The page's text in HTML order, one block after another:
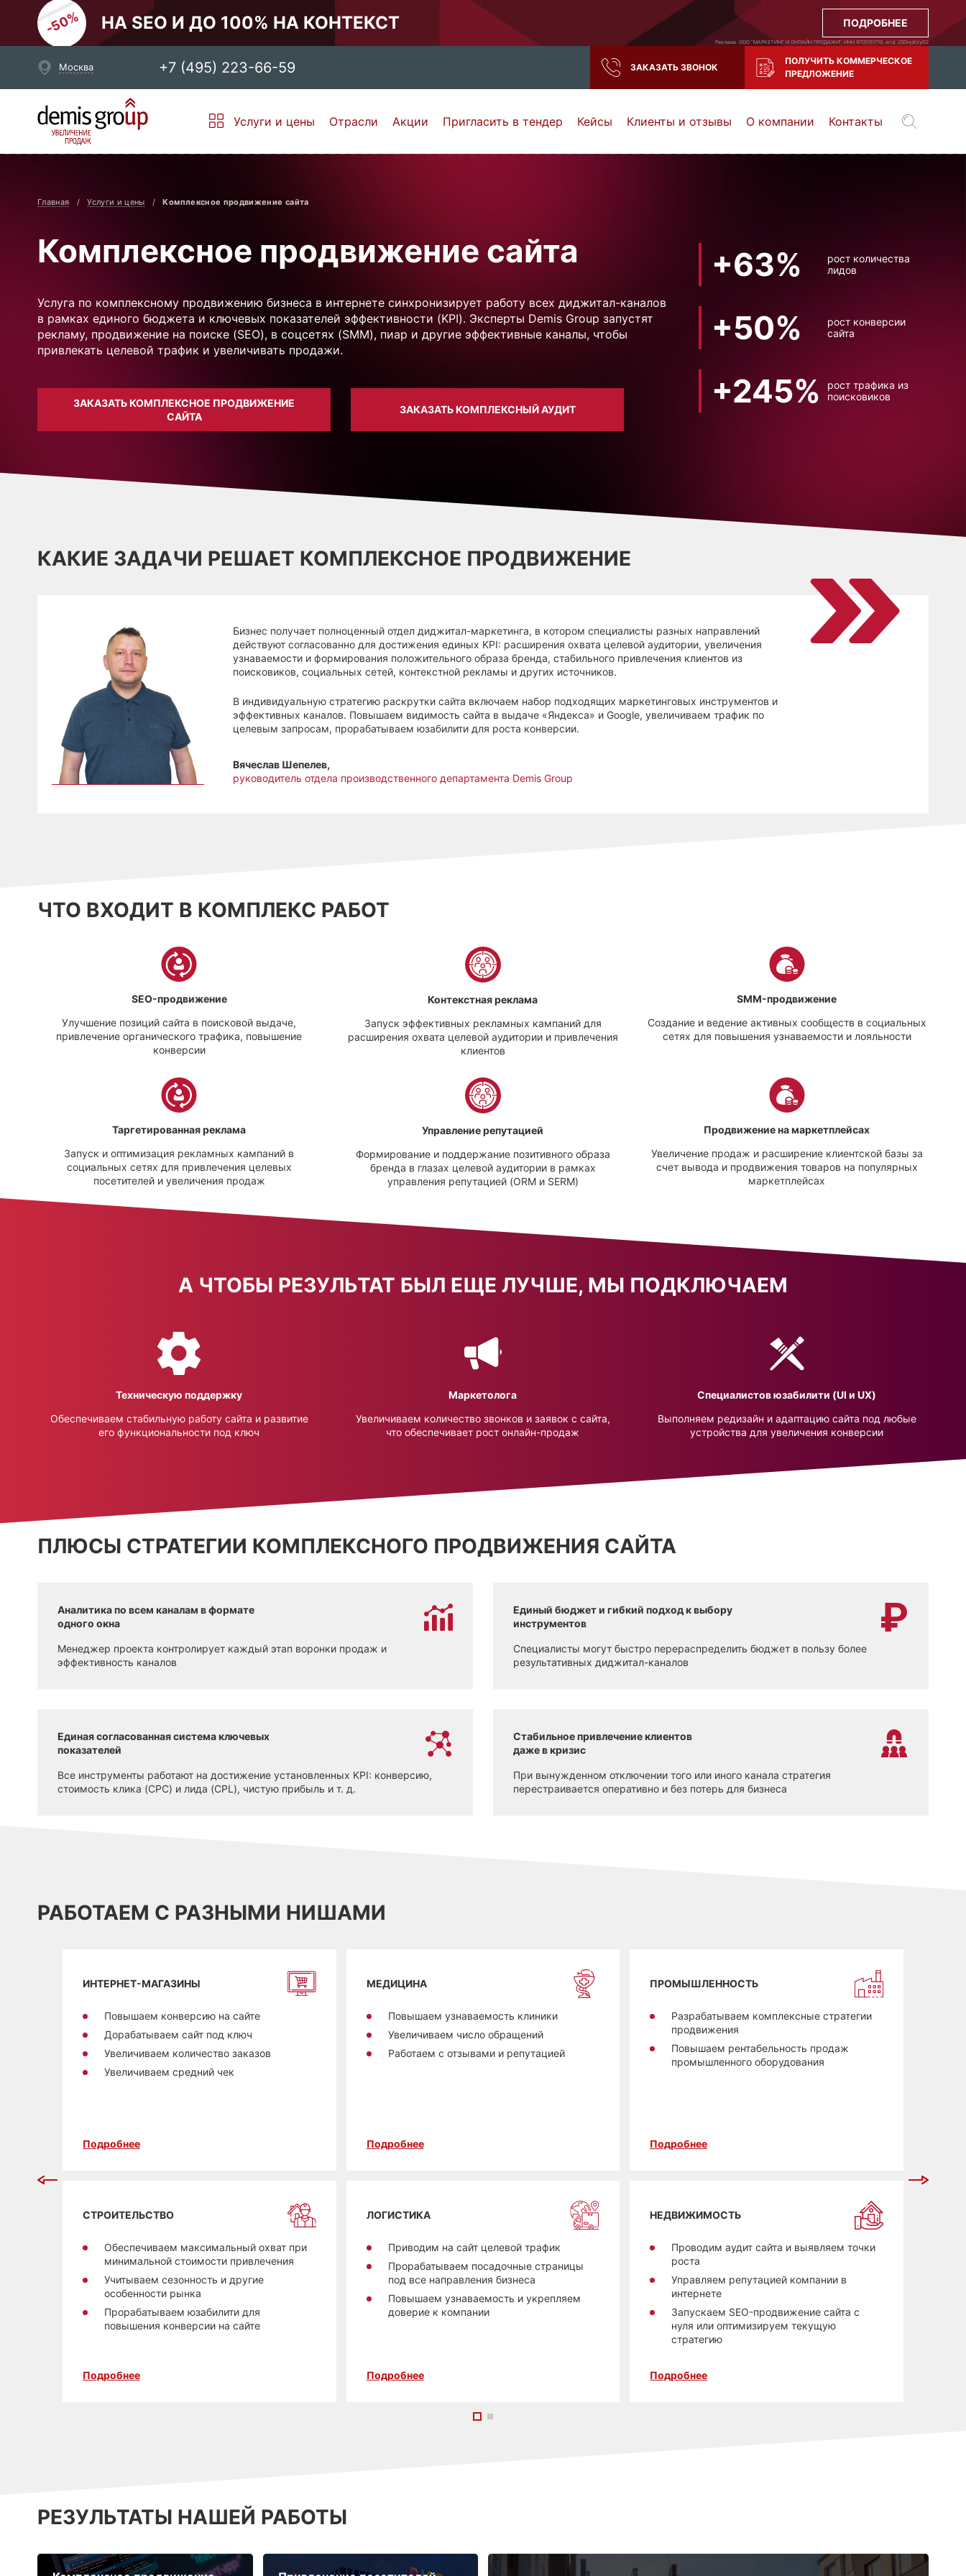
НА SEO И ДО 100% НА КОНТЕКСТ ПОДРОБНЕЕ
Реклама. ООО "МАРКЕТИНГ И ОНЛАЙН ПРОДАЖИ". ИНН 9705151710. erid: 2SDnjdiVyD2
Москва +7 (495) 223-66-59 ЗАКАЗАТЬ ЗВОНОК
ПОЛУЧИТЬ КОММЕРЧЕСКОЕ
ПРЕДЛОЖЕНИЕ
Выберите свой город
Москва Санкт-Петербург Нижний Новгород Тамбов Воронеж
Тула
Услуги и цены Отрасли Акции Пригласить в тендер Кейсы Клиенты и отзывы О компании Контакты
Главная Услуги и цены Комплексное продвижение сайта
Комплексное продвижение сайта
Услуга по комплексному продвижению бизнеса в интернете синхронизирует работу всех диджитал-каналов
в рамках единого бюджета и ключевых показателей эффективности (KPI). Эксперты Demis Group запустят
рекламу, продвижение на поиске (SEO), в соцсетях (SMM), пиар и другие эффективные каналы, чтобы
привлекать целевой трафик и увеличивать продажи.
ЗАКАЗАТЬ КОМПЛЕКСНОЕ ПРОДВИЖЕНИЕ
САЙТА
ЗАКАЗАТЬ КОМПЛЕКСНЫЙ АУДИТ
+63%
рост количества
лидов
+50%
рост конверсии
сайта
+245%
рост трафика из
поисковиков
КАКИЕ ЗАДАЧИ РЕШАЕТ КОМПЛЕКСНОЕ ПРОДВИЖЕНИЕ
Бизнес получает полноценный отдел диджитал-маркетинга, в котором специалисты разных направлений
действуют согласованно для достижения единых KPI: расширения охвата целевой аудитории, увеличения
узнаваемости и формирования положительного образа бренда, стабильного привлечения клиентов из
поисковиков, социальных сетей, контекстной рекламы и других источников.
В индивидуальную стратегию раскрутки сайта включаем набор подходящих маркетинговых инструментов и
эффективных каналов. Повышаем видимость сайта в выдаче «Яндекса» и Google, увеличиваем трафик по
целевым запросам, прорабатываем юзабилити для роста конверсии.
Вячеслав Шепелев,
руководитель отдела производственного департамента Demis Group
ЧТО ВХОДИТ В КОМПЛЕКС РАБОТ
SEO-продвижение
Улучшение позиций сайта в поисковой выдаче,
привлечение органического трафика, повышение
конверсии
Контекстная реклама
Запуск эффективных рекламных кампаний для
расширения охвата целевой аудитории и привлечения
клиентов
SMM-продвижение
Создание и ведение активных сообществ в социальных
сетях для повышения узнаваемости и лояльности
Таргетированная реклама
Запуск и оптимизация рекламных кампаний в
социальных сетях для привлечения целевых
посетителей и увеличения продаж
Управление репутацией
Формирование и поддержание позитивного образа
бренда в глазах целевой аудитории в рамках
управления репутацией (ORM и SERM)
Продвижение на маркетплейсах
Увеличение продаж и расширение клиентской базы за
счет вывода и продвижения товаров на популярных
маркетплейсах
А ЧТОБЫ РЕЗУЛЬТАТ БЫЛ ЕЩЕ ЛУЧШЕ, МЫ ПОДКЛЮЧАЕМ
Техническую поддержку
Обеспечиваем стабильную работу сайта и развитие
его функциональности под ключ
Маркетолога
Увеличиваем количество звонков и заявок с сайта,
что обеспечивает рост онлайн-продаж
Специалистов юзабилити (UI и UX)
Выполняем редизайн и адаптацию сайта под любые
устройства для увеличения конверсии
ПЛЮСЫ СТРАТЕГИИ КОМПЛЕКСНОГО ПРОДВИЖЕНИЯ САЙТА
Аналитика по всем каналам в формате
одного окна
Менеджер проекта контролирует каждый этап воронки продаж и
эффективность каналов
Единый бюджет и гибкий подход к выбору
инструментов
Специалисты могут быстро перераспределить бюджет в пользу более
результативных диджитал-каналов
Единая согласованная система ключевых
показателей
Все инструменты работают на достижение установленных KPI: конверсию,
стоимость клика (CPC) и лида (CPL), чистую прибыль и т. д.
Стабильное привлечение клиентов
даже в кризис
При вынужденном отключении того или иного канала стратегия
перестраивается оперативно и без потерь для бизнеса
РАБОТАЕМ С РАЗНЫМИ НИШАМИ
ИНТЕРНЕТ-МАГАЗИНЫ
Повышаем конверсию на сайте
Дорабатываем сайт под ключ
Увеличиваем количество заказов
Увеличиваем средний чек
Подробнее
СТРОИТЕЛЬСТВО
Обеспечиваем максимальный охват при
минимальной стоимости привлечения
Учитываем сезонность и другие
особенности рынка
Прорабатываем юзабилити для
повышения конверсии на сайте
Подробнее
МЕДИЦИНА
Повышаем узнаваемость клиники
Увеличиваем число обращений
Работаем с отзывами и репутацией
Подробнее
ЛОГИСТИКА
Приводим на сайт целевой трафик
Прорабатываем посадочные страницы
под все направления бизнеса
Повышаем узнаваемость и укрепляем
доверие к компании
Подробнее
ПРОМЫШЛЕННОСТЬ
Разрабатываем комплексные стратегии
продвижения
Повышаем рентабельность продаж
промышленного оборудования
Подробнее
НЕДВИЖИМОСТЬ
Проводим аудит сайта и выявляем точки
роста
Управляем репутацией компании в
интернете
Запускаем SEO-продвижение сайта с
нуля или оптимизируем текущую
стратегию
Подробнее
РЕЗУЛЬТАТЫ НАШЕЙ РАБОТЫ